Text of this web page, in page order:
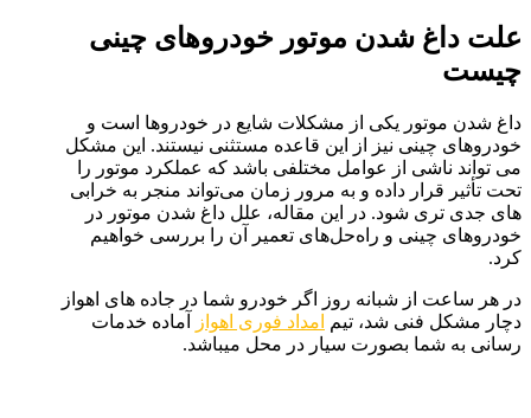
علت داغ شدن موتور خودروهای چینی
چیست
داغ شدن موتور یکی از مشکلات شایع در خودروها است و
خودروهای چینی نیز از این قاعده مستثنی نیستند. این مشکل
می تواند ناشی از عوامل مختلفی باشد که عملکرد موتور را
تحت تأثیر قرار داده و به مرور زمان می‌تواند منجر به خرابی‌
های جدی‌ تری شود. در این مقاله، علل داغ شدن موتور در
خودروهای چینی و راه‌حل‌های تعمیر آن را بررسی خواهیم
کرد.
در هر ساعت از شبانه روز اگر خودرو شما در جاده های اهواز
دچار مشکل فنی شد، تیم
امداد فوری اهواز
آماده خدمات
رسانی به شما بصورت سیار در محل میباشد.